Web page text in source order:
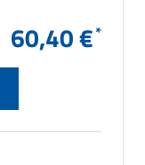
60,40 €